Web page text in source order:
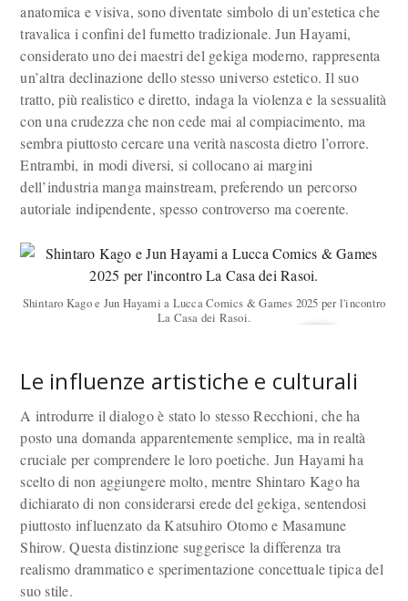
anatomica e visiva, sono diventate simbolo di un’estetica che
travalica i confini del fumetto tradizionale. Jun Hayami,
considerato uno dei maestri del gekiga moderno, rappresenta
un’altra declinazione dello stesso universo estetico. Il suo
tratto, più realistico e diretto, indaga la violenza e la sessualità
con una crudezza che non cede mai al compiacimento, ma
sembra piuttosto cercare una verità nascosta dietro l’orrore.
Entrambi, in modi diversi, si collocano ai margini
dell’industria manga mainstream, preferendo un percorso
autoriale indipendente, spesso controverso ma coerente.
Shintaro Kago e Jun Hayami a Lucca Comics & Games 2025 per l'incontro
La Casa dei Rasoi.
Le influenze artistiche e culturali
A introdurre il dialogo è stato lo stesso Recchioni, che ha
posto una domanda apparentemente semplice, ma in realtà
cruciale per comprendere le loro poetiche. Jun Hayami ha
scelto di non aggiungere molto, mentre Shintaro Kago ha
dichiarato di non considerarsi erede del gekiga, sentendosi
piuttosto influenzato da Katsuhiro Otomo e Masamune
Shirow. Questa distinzione suggerisce la differenza tra
realismo drammatico e sperimentazione concettuale tipica del
suo stile.